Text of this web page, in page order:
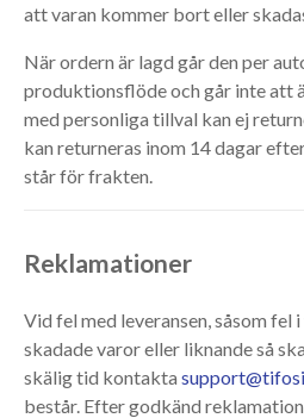
att varan kommer bort eller
När ordern är lagd går den per
produktionsflöde och går inte att
med personliga tillval kan ej
kan returneras inom 14 dagar
står för frakten.
Reklamationer
Vid fel med leveransen, såsom fel
skadade varor eller liknande så
skälig tid kontakta
består. Efter godkänd